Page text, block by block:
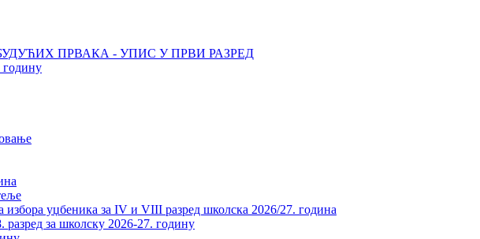
ПРВАКА - УПИС У ПРВИ РАЗРЕД
годину
уџбеника за IV и VIII разред школска 2026/27. година
за школску 2026-27. годину